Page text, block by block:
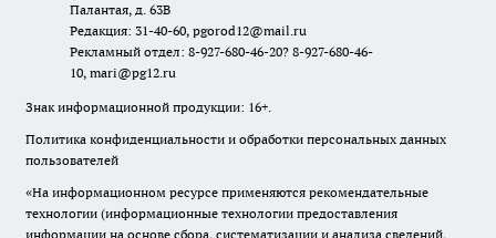
Палантая, д. 63В
Редакция: 31-40-60, pgorod12@mail.ru
Рекламный отдел: 8-927-680-46-20? 8-927-680-46-
10, mari@pg12.ru
Знак информационной продукции: 16+.
Политика конфиденциальности и обработки персональных данных
пользователей
«На информационном ресурсе применяются рекомендательные
технологии (информационные технологии предоставления
информации на основе сбора, систематизации и анализа сведений,